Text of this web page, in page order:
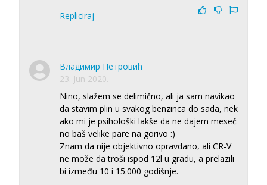
Repliciraj
Владимир Петровић
23. Jun 2020.
Nino, slažem se delimično, ali ja sam navikao
da stavim plin u svakog benzinca do sada, nek
ako mi je psihološki lakše da ne dajem meseč
no baš velike pare na gorivo :)
Znam da nije objektivno opravdano, ali CR-V
ne može da troši ispod 12l u gradu, a prelazili
bi između 10 i 15.000 godišnje.